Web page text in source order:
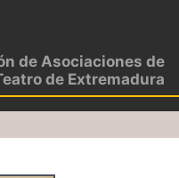
de Asociaciones de
de Extremadura